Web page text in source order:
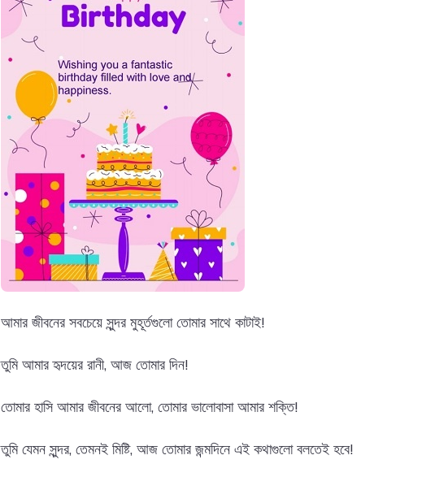
আমার জীবনের সবচেয়ে সুন্দর মুহূর্তগুলো তোমার সাথে কাটাই!
তুমি আমার হৃদয়ের রানী, আজ তোমার দিন!
তোমার হাসি আমার জীবনের আলো, তোমার ভালোবাসা আমার শক্তি!
তুমি যেমন সুন্দর, তেমনই মিষ্টি, আজ তোমার জন্মদিনে এই কথাগুলো বলতেই হবে!